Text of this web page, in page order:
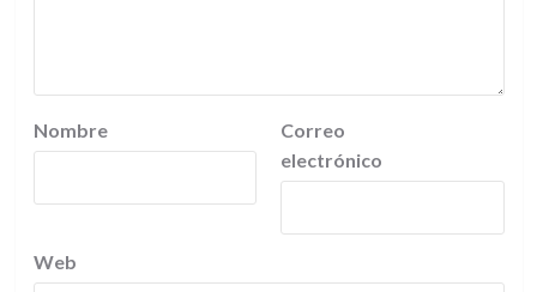
Nombre
Correo
electrónico
Web